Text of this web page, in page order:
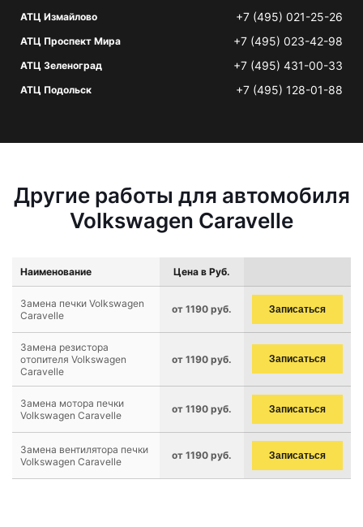
АТЦ Измайлово +7 (495) 021-25-26
АТЦ Проспект Мира +7 (495) 023-42-98
АТЦ Зеленоград +7 (495) 431-00-33
АТЦ Подольск +7 (495) 128-01-88
Другие работы для автомобиля
Volkswagen Caravelle
Наименование Цена в Руб.
Замена печки Volkswagen
Caravelle
от 1190 руб. Записаться
Замена резистора
отопителя Volkswagen
Caravelle
от 1190 руб. Записаться
Замена мотора печки
Volkswagen Caravelle
от 1190 руб. Записаться
Замена вентилятора печки
Volkswagen Caravelle
от 1190 руб. Записаться